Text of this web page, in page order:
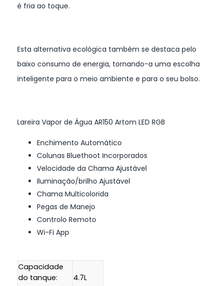
é fria ao toque.
Esta alternativa ecológica também se destaca pelo
baixo consumo de energia, tornando-a uma escolha
inteligente para o meio ambiente e para o seu bolso.
Lareira Vapor de Água AR150 Artom LED RGB
Enchimento Automático
Colunas Bluethoot Incorporados
Velocidade da Chama Ajustável
Iluminação/brilho Ajustável
Chama Multicolorida
Pegas de Manejo
Controlo Remoto
Wi-Fi App
Capacidade
do tanque:
4.7L